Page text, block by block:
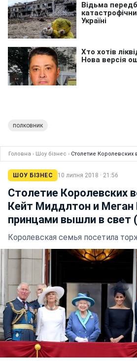
полковник
Головна › Шоу бізнес › Столетие
ШОУ БІЗНЕС 10 липня 2018 · 21:56
Столетие Королевских
Кейт Миддлтон и Меган
принцами вышли в свет
Королевская семья посетила